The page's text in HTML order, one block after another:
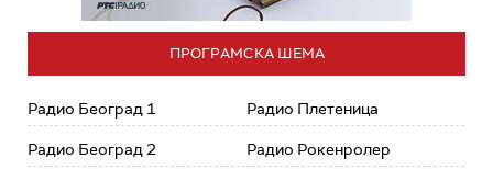
ПРОГРАМСКА ШЕМА
Радио Београд 1
Радио Београд 2
Радио Плетеница
Радио Рокенролер